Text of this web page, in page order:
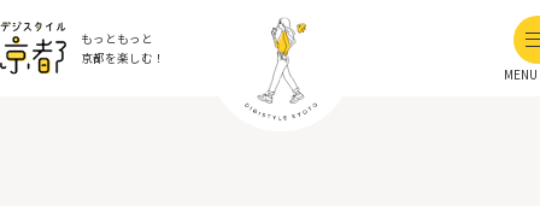
もっともっと
京都を楽しむ！
MENU